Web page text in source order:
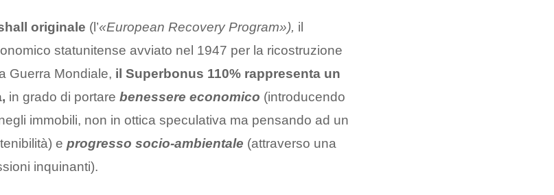
originale (l’«European Recovery Program»), il
statunitense avviato nel 1947 per la ricostruzione
Guerra Mondiale, il Superbonus 110% rappresenta un
in grado di portare benessere economico (introducendo
immobili, non in ottica speculativa ma pensando ad un
e progresso socio-ambientale (attraverso una
inquinanti).